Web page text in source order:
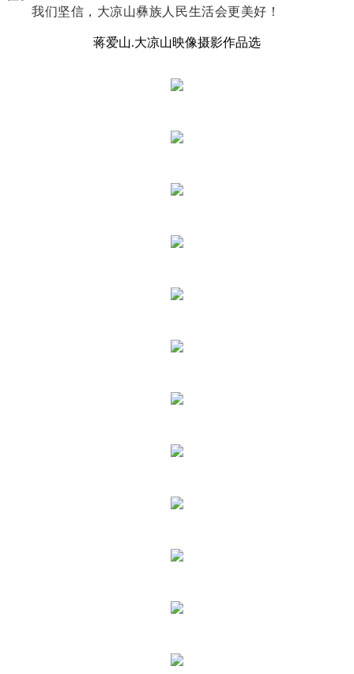
我们坚信，大凉山彝族人民生活会更美好！
蒋爱山.大凉山映像摄影作品选